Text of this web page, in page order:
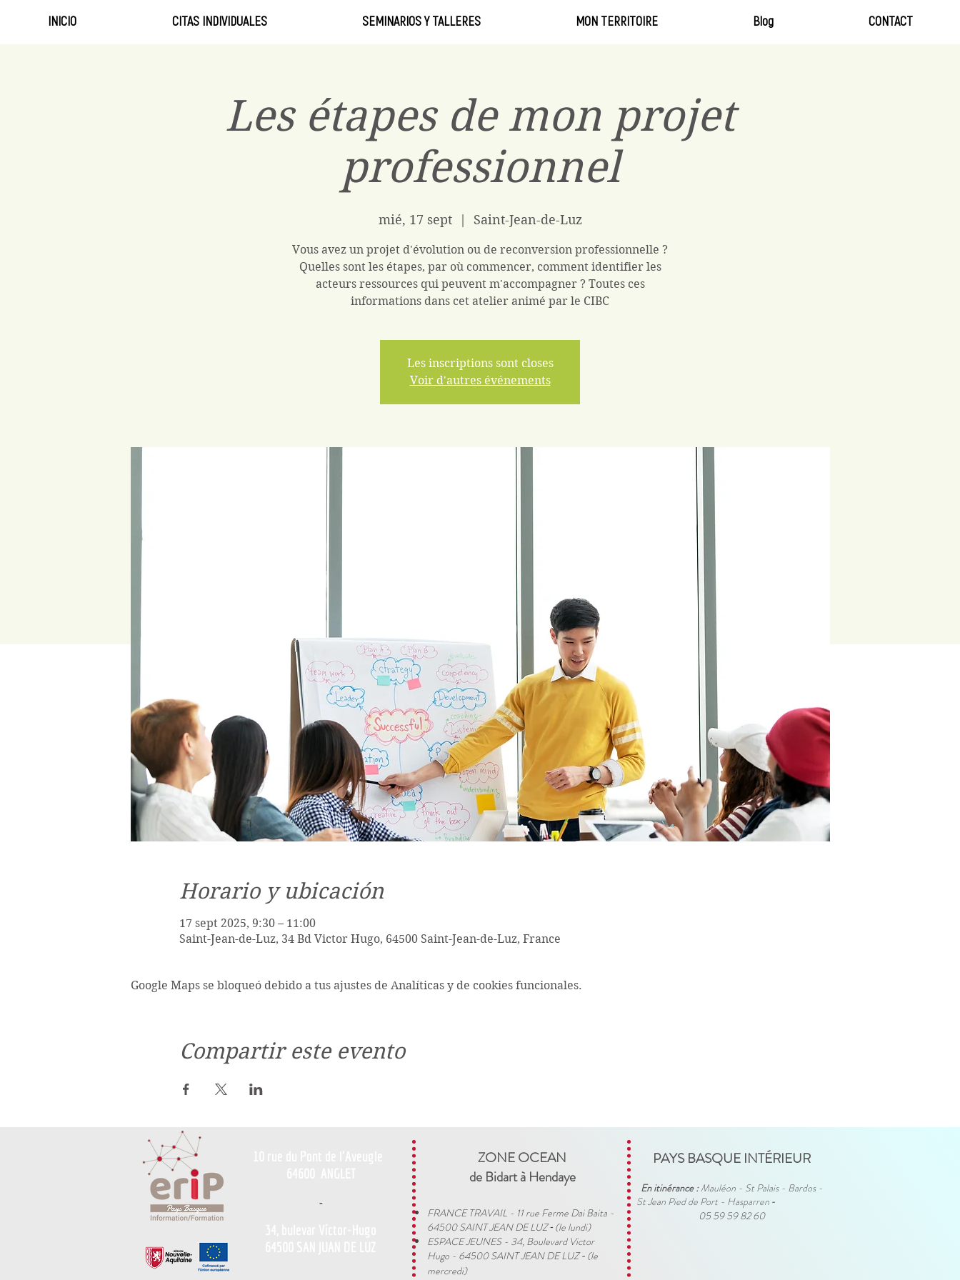
INICIO CITAS INDIVIDUALES SEMINARIOS Y TALLERES MON TERRITOIRE Blog CONTACT
Les étapes de mon projet
professionnel
mié, 17 sept
  |
Saint-Jean-de-Luz
Vous avez un projet d'évolution ou de reconversion professionnelle ?
Quelles sont les étapes, par où commencer, comment identifier les
acteurs ressources qui peuvent m'accompagner ? Toutes ces
informations dans cet atelier animé par le CIBC
Les inscriptions sont closes
Voir d'autres événements
Horario y ubicación
17 sept 2025, 9:30 – 11:00
Saint-Jean-de-Luz, 34 Bd Victor Hugo, 64500 Saint-Jean-de-Luz, France
Google Maps se bloqueó debido a tus ajustes de Analíticas y de cookies funcionales.
Compartir este evento
-
ZONE OCEAN
de Bidart à Hendaye​
FRANCE TRAVAIL - 11 rue Ferme Dai Baita -
64500 SAINT JEAN DE LUZ​ - (le lundi)
ESPACE JEUNES - 34, Boulevard Victor
Hugo - 64500 SAINT JEAN DE LUZ- (le
mercredi)
PAYS BASQUE INTÉRIEUR
En itinérance :Mauléon - St Palais - Bardos -
St Jean Pied de Port - Hasparren -
05 59 59 82 60